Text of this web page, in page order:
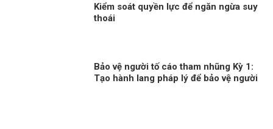
Kiểm soát quyền lực để ngăn ngừa suy
thoái
Bảo vệ người tố cáo tham nhũng Kỳ 1:
Tạo hành lang pháp lý để bảo vệ người